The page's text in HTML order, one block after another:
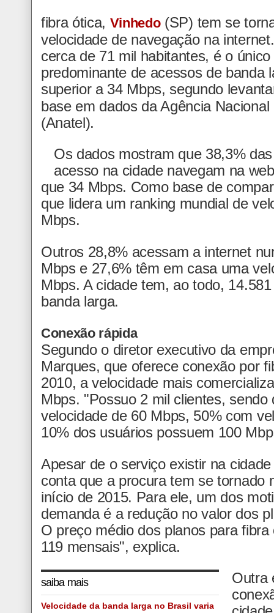
fibra ótica, Vinhedo(SP) tem se
velocidade de navegação na
cerca de 71 mil habitantes, é o
predominante de acessos de banda
superior a 34 Mbps, segundo
base em dados da Agência
(Anatel).
Os dados mostram que 38,3%
acesso na cidade navegam na
que 34 Mbps. Como base de
que lidera um ranking mundial de
Mbps.
Outros 28,8% acessam a internet
Mbps e 27,6% têm em casa uma
Mbps. A cidade tem, ao todo,
banda larga.
Conexão rápida
Segundo o diretor executivo da
Marques, que oferece conexão por
2010, a velocidade mais
Mbps. "Possuo 2 mil clientes, sendo
velocidade de 60 Mbps, 50% com
10% dos usuários possuem 100
Apesar de o serviço existir na
conta que a procura tem se tornado
início de 2015. Para ele, um dos
demanda é a redução no valor dos
O preço médio dos planos para
119 mensais", explica.
saiba mais
Velocidade da banda larga no Brasil varia
Outra